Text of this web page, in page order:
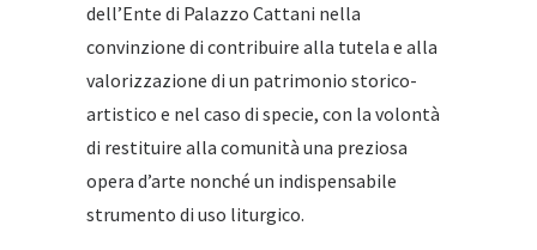
dell’Ente di Palazzo Cattani nella
convinzione di contribuire alla tutela e alla
valorizzazione di un patrimonio storico-
artistico e nel caso di specie, con la volontà
di restituire alla comunità una preziosa
opera d’arte nonché un indispensabile
strumento di uso liturgico.